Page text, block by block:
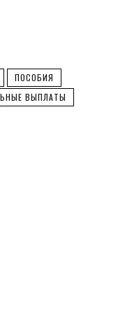
ПОСОБИЯ
ВЫПЛАТЫ